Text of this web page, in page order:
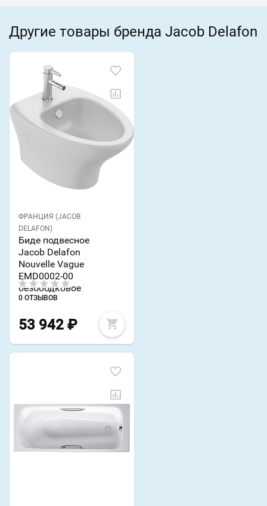
Другие товары бренда Jacob Delafon
ФРАНЦИЯ (JACOB
DELAFON)
Биде подвесное
Jacob Delafon
Nouvelle Vague
EMD0002-00
безободковое
0 ОТЗЫВОВ
53 942 ₽